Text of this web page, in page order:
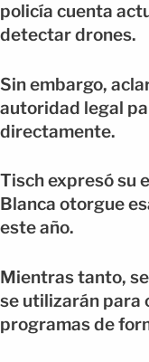
policía cuenta
detectar drones.
Sin embargo,
autoridad legal
directamente.
Tisch expresó su
Blanca otorgue
este año.
Mientras tanto,
se utilizarán para
programas de